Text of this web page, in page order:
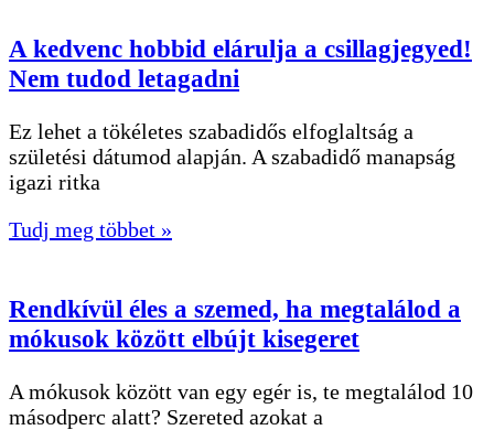
A kedvenc hobbid elárulja a csillagjegyed!
Nem tudod letagadni
Ez lehet a tökéletes szabadidős elfoglaltság a
születési dátumod alapján. A szabadidő manapság
igazi ritka
Tudj meg többet »
Rendkívül éles a szemed, ha megtalálod a
mókusok között elbújt kisegeret
A mókusok között van egy egér is, te megtalálod 10
másodperc alatt? Szereted azokat a